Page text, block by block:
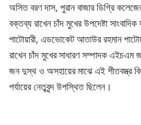
অসিত বরণ দাস, পুরান বাজার ডিগ্রি
বক্তব্য রাখেন চাঁদ মুখের উপদেষ্টা
পাটোয়ারী, এডভোকেট আতাউর রহমান
রাখেন চাঁদ মুখের সাধারণ সম্পাদক
জন দুস্থ ও অসহায়ের মাঝে এই শীতবস্ত্র
পর্যায়ের নেতৃবৃন্দ উপস্থিত ছিলেন।